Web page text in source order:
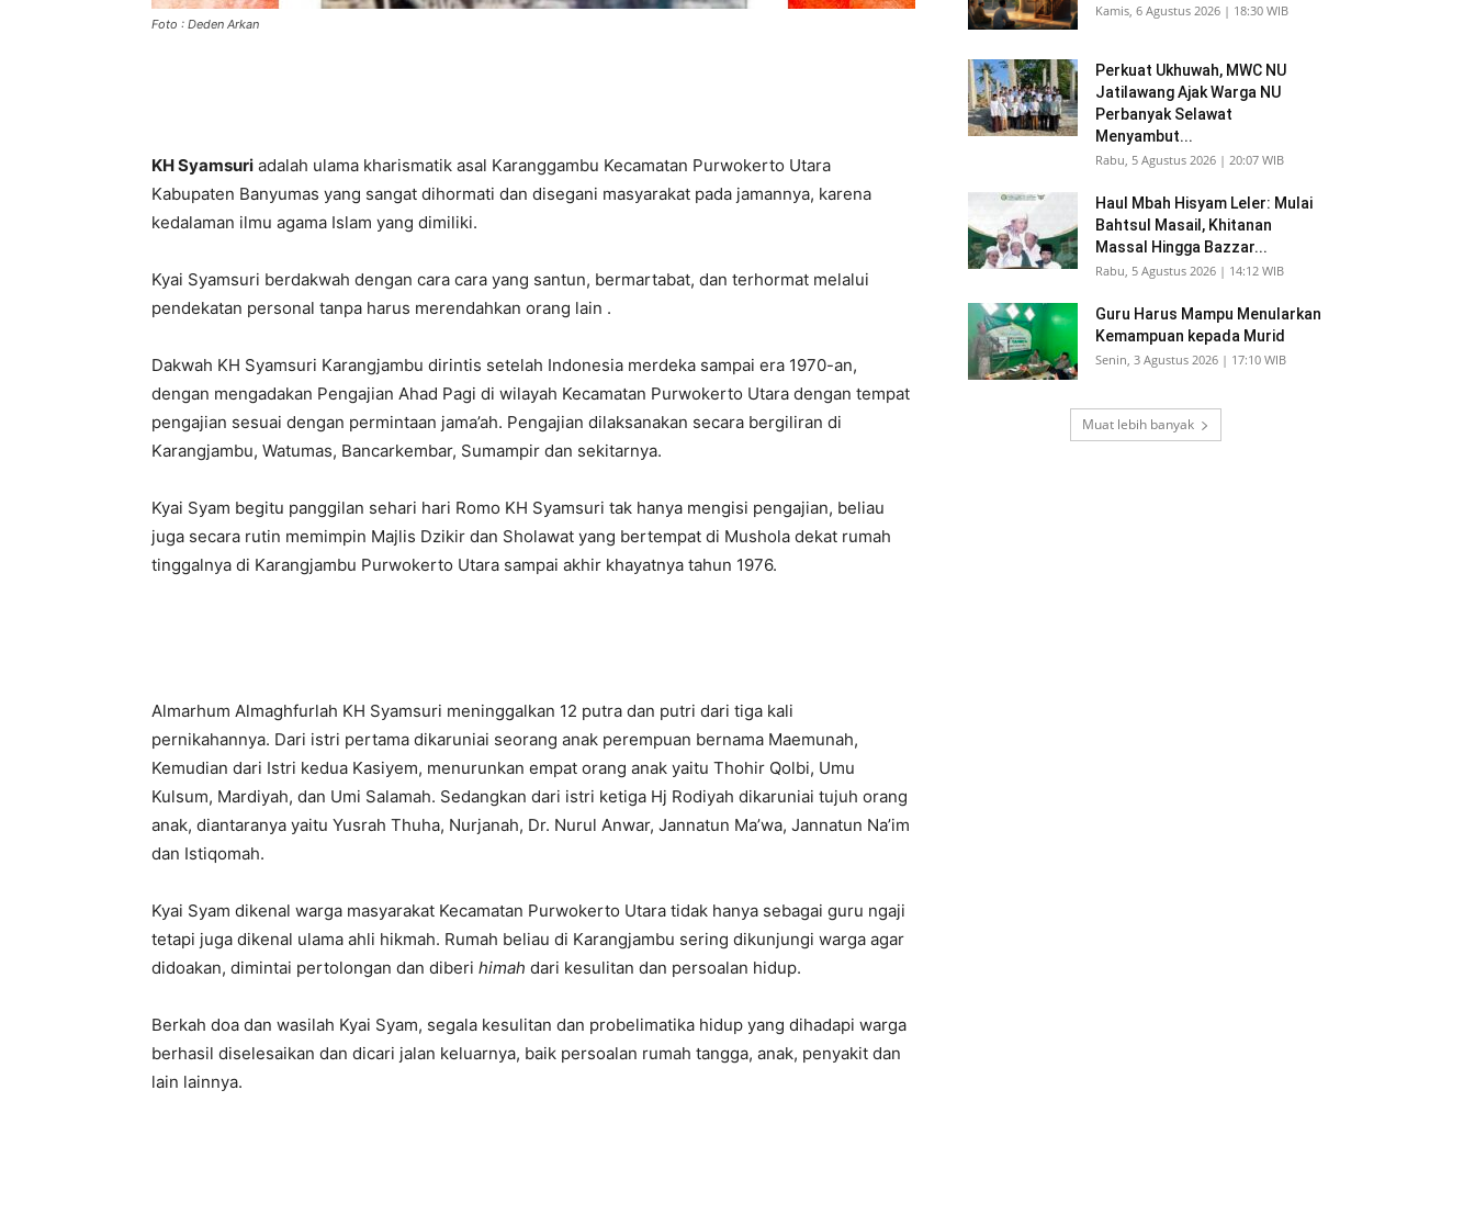
Foto : Deden Arkan
KH Syamsuri adalah ulama kharismatik asal Karanggambu Kecamatan Purwokerto Utara
Kabupaten Banyumas yang sangat dihormati dan disegani masyarakat pada jamannya, karena
kedalaman ilmu agama Islam yang dimiliki.
Kyai Syamsuri berdakwah dengan cara cara yang santun, bermartabat, dan terhormat melalui
pendekatan personal tanpa harus merendahkan orang lain .
Dakwah KH Syamsuri Karangjambu dirintis setelah Indonesia merdeka sampai era 1970-an,
dengan mengadakan Pengajian Ahad Pagi di wilayah Kecamatan Purwokerto Utara dengan tempat
pengajian sesuai dengan permintaan jama’ah. Pengajian dilaksanakan secara bergiliran di
Karangjambu, Watumas, Bancarkembar, Sumampir dan sekitarnya.
Kyai Syam begitu panggilan sehari hari Romo KH Syamsuri tak hanya mengisi pengajian, beliau
juga secara rutin memimpin Majlis Dzikir dan Sholawat yang bertempat di Mushola dekat rumah
tinggalnya di Karangjambu Purwokerto Utara sampai akhir khayatnya tahun 1976.
Almarhum Almaghfurlah KH Syamsuri meninggalkan 12 putra dan putri dari tiga kali
pernikahannya. Dari istri pertama dikaruniai seorang anak perempuan bernama Maemunah,
Kemudian dari Istri kedua Kasiyem, menurunkan empat orang anak yaitu Thohir Qolbi, Umu
Kulsum, Mardiyah, dan Umi Salamah. Sedangkan dari istri ketiga Hj Rodiyah dikaruniai tujuh orang
anak, diantaranya yaitu Yusrah Thuha, Nurjanah, Dr. Nurul Anwar, Jannatun Ma’wa, Jannatun Na’im
dan Istiqomah.
Kyai Syam dikenal warga masyarakat Kecamatan Purwokerto Utara tidak hanya sebagai guru ngaji
tetapi juga dikenal ulama ahli hikmah. Rumah beliau di Karangjambu sering dikunjungi warga agar
didoakan, dimintai pertolongan dan diberi himah dari kesulitan dan persoalan hidup.
Berkah doa dan wasilah Kyai Syam, segala kesulitan dan probelimatika hidup yang dihadapi warga
berhasil diselesaikan dan dicari jalan keluarnya, baik persoalan rumah tangga, anak, penyakit dan
lain lainnya.
Kamis, 6 Agustus 2026 | 18:30 WIB
Perkuat Ukhuwah, MWC NU
Jatilawang Ajak Warga NU
Perbanyak Selawat
Menyambut...
Rabu, 5 Agustus 2026 | 20:07 WIB
Haul Mbah Hisyam Leler: Mulai
Bahtsul Masail, Khitanan
Massal Hingga Bazzar...
Rabu, 5 Agustus 2026 | 14:12 WIB
Guru Harus Mampu Menularkan
Kemampuan kepada Murid
Senin, 3 Agustus 2026 | 17:10 WIB
Muat lebih banyak